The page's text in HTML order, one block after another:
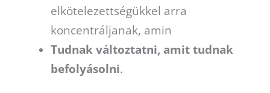
elkötelezettségükkel arra
koncentráljanak, amin
Tudnak változtatni, amit tudnak
befolyásolni.